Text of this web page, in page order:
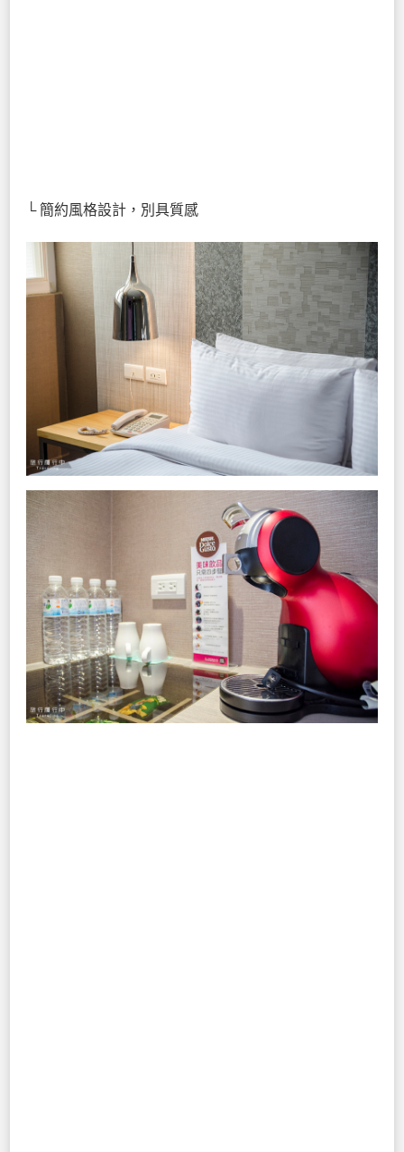
└ 簡約風格設計，別具質感